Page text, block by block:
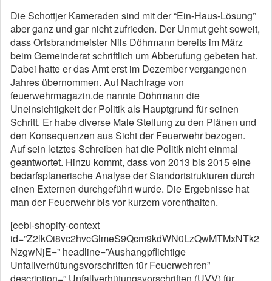
Die Schottjer Kameraden sind mit der “Ein-Haus-Lösung”
aber ganz und gar nicht zufrieden. Der Unmut geht soweit,
dass Ortsbrandmeister Nils Döhrmann bereits im März
beim Gemeinderat schriftlich um Abberufung gebeten hat.
Dabei hatte er das Amt erst im Dezember vergangenen
Jahres übernommen. Auf Nachfrage von
feuerwehrmagazin.de nannte Döhrmann die
Uneinsichtigkeit der Politik als Hauptgrund für seinen
Schritt. Er habe diverse Male Stellung zu den Plänen und
den Konsequenzen aus Sicht der Feuerwehr bezogen.
Auf sein letztes Schreiben hat die Politik nicht einmal
geantwortet. Hinzu kommt, dass von 2013 bis 2015 eine
bedarfsplanerische Analyse der Standortstrukturen durch
einen Externen durchgeführt wurde. Die Ergebnisse hat
man der Feuerwehr bis vor kurzem vorenthalten.
[eebl-shopify-context
id=”Z2lkOi8vc2hvcGlmeS9Qcm9kdWN0LzQwMTMxNTk2
NzgwNjE=” headline=”Aushangpflichtige
Unfallverhütungsvorschriften für Feuerwehren”